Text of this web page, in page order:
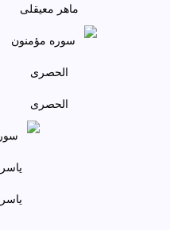
ماهر معيقلی
الحصری